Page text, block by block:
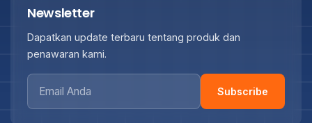
Newsletter
Dapatkan update terbaru tentang produk dan
penawaran kami.
Subscribe